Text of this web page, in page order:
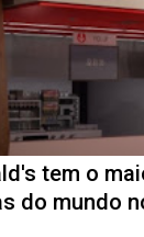
tem o
do mundo